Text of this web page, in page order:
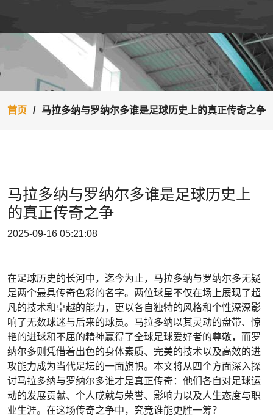
首页 马拉多纳与罗纳尔多谁是足球历史上的真正传奇之争
马拉多纳与罗纳尔多谁是足球历史上
的真正传奇之争
2025-09-16 05:21:08
在足球历史的长河中，迄今为止，马拉多纳与罗纳尔多无疑
是两个最具传奇色彩的名字。两位球星不仅在场上展现了超
凡的技术和卓越的能力，更以各自独特的风格和个性深深影
响了无数球迷与后来的球员。马拉多纳以其灵动的盘带、惊
艳的进球和不屈的精神赢得了全球足球爱好者的尊敬，而罗
纳尔多则凭借着出色的身体素质、完美的技术以及高效的进
攻能力成为当代足坛的一面旗帜。本文将从四个方面深入探
讨马拉多纳与罗纳尔多谁才是真正传奇：他们各自对足球运
动的发展贡献、个人成就与荣誉、影响力以及人生态度与职
业生涯。在这场传奇之争中，究竟谁能更胜一筹？